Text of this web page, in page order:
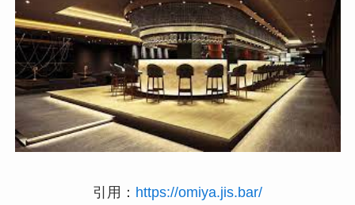
引用： https://omiya.jis.bar/